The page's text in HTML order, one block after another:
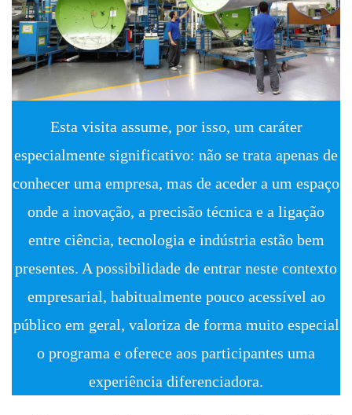
Esta visita assume, por isso, um caráter
especialmente significativo: não se trata apenas de
conhecer uma empresa, mas de aceder a um espaço
onde a inovação, a precisão técnica e a ligação
entre ciência, tecnologia e indústria estão bem
presentes. A possibilidade de entrar neste contexto
empresarial, habitualmente pouco acessível ao
público em geral, valoriza de forma muito especial
o programa e oferece aos participantes uma
experiência diferenciadora.